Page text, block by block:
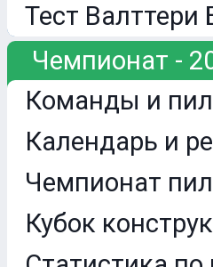
Тест Валттери
Чемпионат -
Команды и
Календарь и
Чемпионат
Кубок